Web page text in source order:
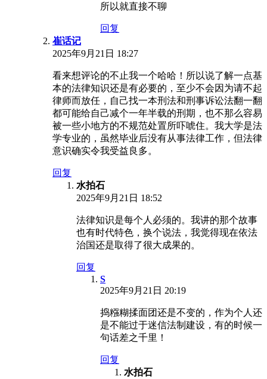
所以就直接不聊
回复
崔话记
2025年9月21日 18:27
看来想评论的不止我一个哈哈！所以说了解一点基
本的法律知识还是有必要的，至少不会因为请不起
律师而放任，自己找一本刑法和刑事诉讼法翻一翻
都可能给自己减个一年半载的刑期，也不那么容易
被一些小地方的不规范处置所吓唬住。我大学是法
学专业的，虽然毕业后没有从事法律工作，但法律
意识确实令我受益良多。
回复
水拍石
2025年9月21日 18:52
法律知识是每个人必须的。我讲的那个故事
也有时代特色，换个说法，我觉得现在依法
治国还是取得了很大成果的。
回复
S
2025年9月21日 20:19
捣糨糊揉面团还是不变的，作为个人还
是不能过于迷信法制建设，有的时候一
句话差之千里！
回复
水拍石